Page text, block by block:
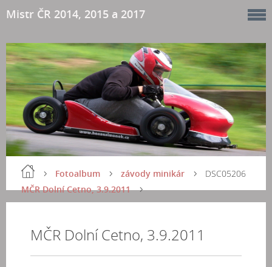
Mistr ČR 2014, 2015 a 2017
Fotoalbum
závody minikár
MČR Dolní Cetno, 3.9.2011
DSC05206
MČR Dolní Cetno, 3.9.2011